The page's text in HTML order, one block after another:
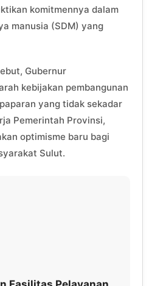
komitmennya dalam
manusia (SDM) yang
Gubernur
kebijakan pembangunan
yang tidak sekadar
Pemerintah Provinsi,
optimisme baru bagi
Sulut.